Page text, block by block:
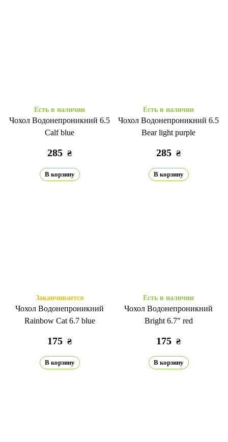
Есть в наличии
Чохол Водонепроникний 6.5
Calf blue
285 ₴
В корзину
Есть в наличии
Чохол Водонепроникний 6.5
Bear light purple
285 ₴
В корзину
Заканчивается
Чохол Водонепроникний
Rainbow Cat 6.7 blue
175 ₴
В корзину
Есть в наличии
Чохол Водонепроникний
Bright 6.7" red
175 ₴
В корзину